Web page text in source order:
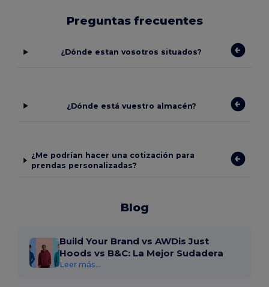
Preguntas frecuentes
¿Dónde estan vosotros situados?
¿Dónde está vuestro almacén?
¿Me podrían hacer una cotización para
prendas personalizadas?
Blog
Build Your Brand vs AWDis Just
Hoods vs B&C: La Mejor Sudadera
Leer más...